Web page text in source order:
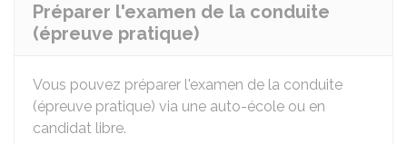
Préparer l'examen de la conduite
(épreuve pratique)
Vous pouvez préparer l'examen de la conduite
(épreuve pratique) via une auto-école ou en
candidat libre.